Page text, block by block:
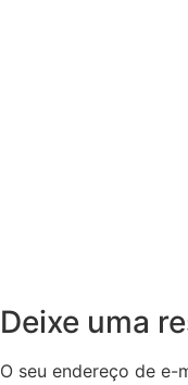
Deixe uma
O seu endereço de e-